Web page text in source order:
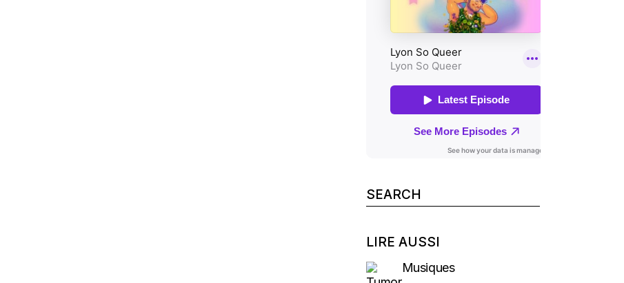
Search
for:
LIRE AUSSI
Musiques